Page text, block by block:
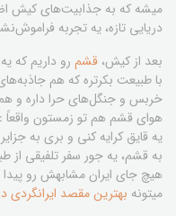
میشه که به جذابیت‌های کیش
دریایی تازه، یه تجربه
بعد از کیش، قشم رو داریم که
با طبیعت بکرتره که هم
خربس و جنگل‌های حرا داره و هم
هوای قشم هم تو زمستون واقعاً
یه قایق کرایه کنی و بری به
به قشم، یه جور سفر تلفیقی از
هیچ جای ایران مشابهش رو
میتونه بهترین مقصد ایرانگردی